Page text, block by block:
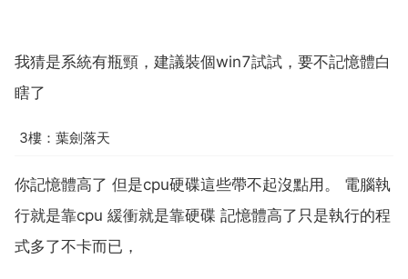
我猜是系統有瓶頸，建議裝個win7試試，要不記憶體白
瞎了
3樓：葉劍落天
你記憶體高了 但是cpu硬碟這些帶不起沒點用。 電腦執
行就是靠cpu 緩衝就是靠硬碟 記憶體高了只是執行的程
式多了不卡而已，